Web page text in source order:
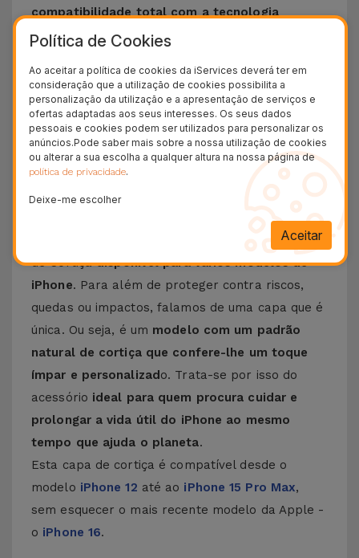
compatibilidade total com a tecnologia
MagSafe , permitindo o uso de acessórios
para carros ecarteira para iPhone Magsafe
sem necessidade de remover a capa.A
transição entre acessórios é fácil e prática,
garantindo conveniência no seu dia a dia.
Mais detalhes da Capa iPhone de Cortiça
com MagSafe
Na Loja Online da iServices, encontra esta Capa
de Cortiçadisponível para vários modelos de
iPhone. Para além de proteger contra riscos,
quedas ou impactos, falamos de uma capa que é
única. Ou seja, é um modelo com um padrão
natural de cortiça que confere-lhe um toque
ímpar e personalizado. Trata-se por isso do
acessório ideal para quem procura cuidar e
prolongar a vida útil do iPhone ao mesmo
tempo que ajuda o planeta.
Esta capa de cortiça é compatível desde o
modelo iPhone 12 até ao iPhone 15 Pro Max,
sem esquecer o mais recente modelo da Apple -
o iPhone 16.
Política de Cookies
Ao aceitar a política de cookies da iServices deverá ter em
consideração que a utilização de cookies possibilita a
personalização da utilização e a apresentação de serviços e
ofertas adaptadas aos seus interesses. Os seus dados
pessoais e cookies podem ser utilizados para personalizar os
anúncios.Pode saber mais sobre a nossa utilização de cookies
ou alterar a sua escolha a qualquer altura na nossa página de
política de privacidade.
Deixe-me escolher
Aceitar